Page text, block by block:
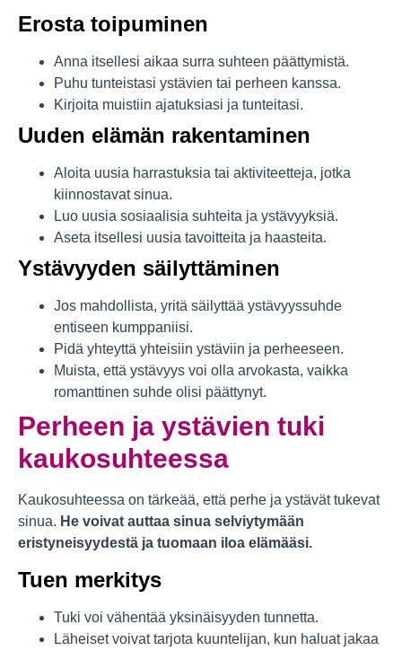
Erosta toipuminen
Anna itsellesi aikaa surra suhteen päättymistä.
Puhu tunteistasi ystävien tai perheen kanssa.
Kirjoita muistiin ajatuksiasi ja tunteitasi.
Uuden elämän rakentaminen
Aloita uusia harrastuksia tai aktiviteetteja, jotka
kiinnostavat sinua.
Luo uusia sosiaalisia suhteita ja ystävyyksiä.
Aseta itsellesi uusia tavoitteita ja haasteita.
Ystävyyden säilyttäminen
Jos mahdollista, yritä säilyttää ystävyyssuhde
entiseen kumppaniisi.
Pidä yhteyttä yhteisiin ystäviin ja perheeseen.
Muista, että ystävyys voi olla arvokasta, vaikka
romanttinen suhde olisi päättynyt.
Perheen ja ystävien tuki
kaukosuhteessa
Kaukosuhteessa on tärkeää, että perhe ja ystävät tukevat
sinua. He voivat auttaa sinua selviytymään
eristyneisyydestä ja tuomaan iloa elämääsi.
Tuen merkitys
Tuki voi vähentää yksinäisyyden tunnetta.
Läheiset voivat tarjota kuuntelijan, kun haluat jakaa